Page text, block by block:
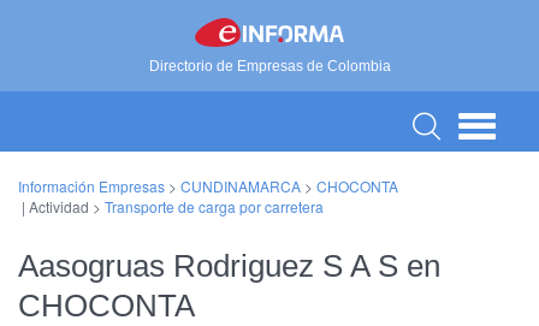
Directorio de Empresas de Colombia
Información Empresas > CUNDINAMARCA > CHOCONTA
| Actividad > Transporte de carga por carretera
Aasogruas Rodriguez S A S en
CHOCONTA